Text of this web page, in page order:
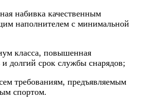
набивка качественным
наполнителем с минимальной
класса, повышенная
и долгий срок службы снарядов;
требованиям, предъявляемым
спортом.